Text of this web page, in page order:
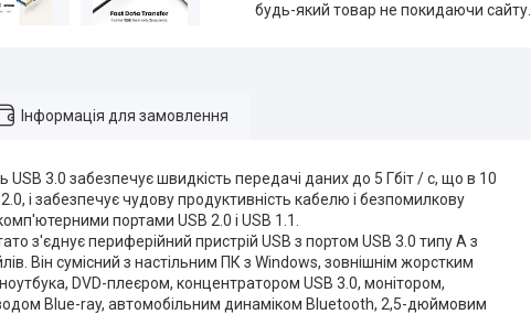
будь-який товар не покидаючи сайту.
Інформація для замовлення
USB 3.0 забезпечує швидкість передачі даних до 5 Гбіт / с, що в 10
і забезпечує чудову продуктивність кабелю і безпомилкову
портами USB 2.0 і USB 1.1.
з'єднує периферійний пристрій USB з портом USB 3.0 типу A з
Він сумісний з настільним ПК з Windows, зовнішнім жорстким
DVD-плеєром, концентратором USB 3.0, монітором,
Blue-ray, автомобільним динаміком Bluetooth, 2,5-дюймовим